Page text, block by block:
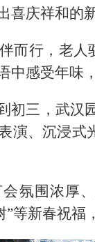
喜庆祥和的
而行，老
中感受年味
初三，武汉
演、沉浸
氛围浓厚
等新春祝福